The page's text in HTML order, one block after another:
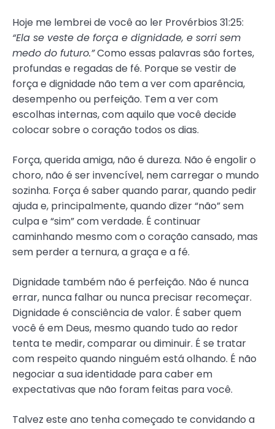
Hoje me lembrei de você ao ler Provérbios 31:25:
“Ela se veste de força e dignidade, e sorri sem
medo do futuro.”Como essas palavras são fortes,
profundas e regadas de fé. Porque se vestir de
força e dignidade não tem a ver com aparência,
desempenho ou perfeição. Tem a ver com
escolhas internas, com aquilo que você decide
colocar sobre o coração todos os dias.
Força, querida amiga, não é dureza. Não é engolir o
choro, não é ser invencível, nem carregar o mundo
sozinha. Força é saber quando parar, quando pedir
ajuda e, principalmente, quando dizer “não” sem
culpa e “sim” com verdade. É continuar
caminhando mesmo com o coração cansado, mas
sem perder a ternura, a graça e a fé.
Dignidade também não é perfeição. Não é nunca
errar, nunca falhar ou nunca precisar recomeçar.
Dignidade é consciência de valor. É saber quem
você é em Deus, mesmo quando tudo ao redor
tenta te medir, comparar ou diminuir. É se tratar
com respeito quando ninguém está olhando. É não
negociar a sua identidade para caber em
expectativas que não foram feitas para você.
Talvez este ano tenha começado te convidando a